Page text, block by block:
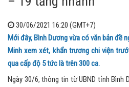
30/06/2021 16:20 (GMT+7)
Mới đây, Bình Dương vừa có văn bản đề
Minh xem xét, khẩn trương chi viện
qua cấp độ 5 tức là trên 300 ca.
Ngày 30/6, thông tin từ UBND tỉnh Bình